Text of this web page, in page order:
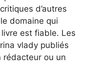
d’autres
domaine qui
est fiable. Les
vlady publiés
rédacteur ou un